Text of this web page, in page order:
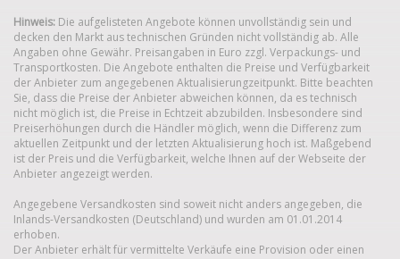
Hinweis: Die aufgelisteten Angebote können unvollständig sein und
decken den Markt aus technischen Gründen nicht vollständig ab. Alle
Angaben ohne Gewähr. Preisangaben in Euro zzgl. Verpackungs- und
Transportkosten. Die Angebote enthalten die Preise und Verfügbarkeit
der Anbieter zum angegebenen Aktualisierungzeitpunkt. Bitte beachten
Sie, dass die Preise der Anbieter abweichen können, da es technisch
nicht möglich ist, die Preise in Echtzeit abzubilden. Insbesondere sind
Preiserhöhungen durch die Händler möglich, wenn die Differenz zum
aktuellen Zeitpunkt und der letzten Aktualisierung hoch ist. Maßgebend
ist der Preis und die Verfügbarkeit, welche Ihnen auf der Webseite der
Anbieter angezeigt werden.
Angegebene Versandkosten sind soweit nicht anders angegeben, die
Inlands-Versandkosten (Deutschland) und wurden am 01.01.2014
erhoben.
Der Anbieter erhält für vermittelte Verkäufe eine Provision oder einen